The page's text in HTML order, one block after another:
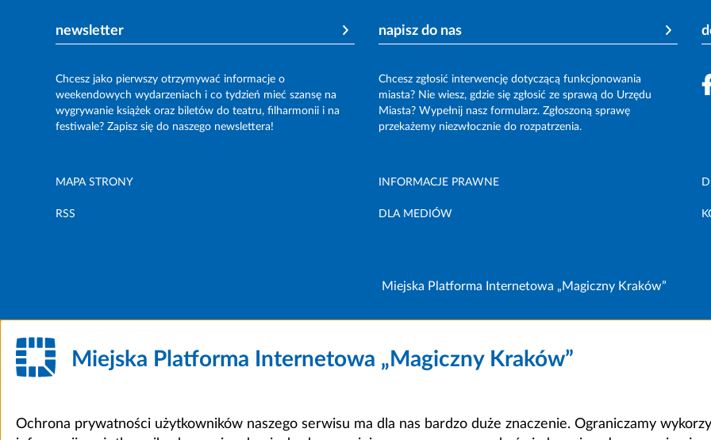
newsletter
Chcesz jako pierwszy otrzymywać informacje o
weekendowych wydarzeniach i co tydzień mieć szansę na
wygrywanie książek oraz biletów do teatru, filharmonii i na
festiwale? Zapisz się do naszego newslettera!
napisz do nas
Chcesz zgłosić interwencję dotyczącą funkcjonowania
miasta? Nie wiesz, gdzie się zgłosić ze sprawą do Urzędu
Miasta? Wypełnij nasz formularz. Zgłoszoną sprawę
przekażemy niezwłocznie do rozpatrzenia.
MAPA STRONY INFORMACJE PRAWNE
RSS DLA MEDIÓW
Miejska Platforma Internetowa „Magiczny Kraków”
Miejska Platforma Internetowa „Magiczny Kraków”
Ochrona prywatności użytkowników naszego serwisu ma dla nas bardzo duże znaczenie. Ograniczamy